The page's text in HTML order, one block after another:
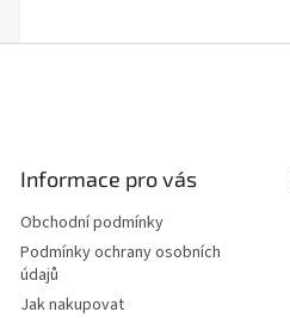
Informace pro vás
Obchodní podmínky
Podmínky ochrany osobních
údajů
Jak nakupovat